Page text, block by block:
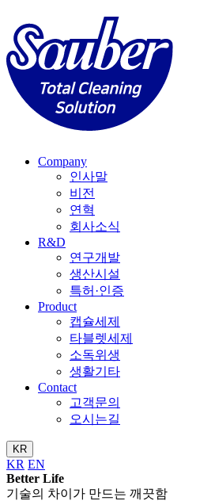
Company
인사말
비전
연혁
회사소식
R&D
연구개발
생산시설
특허·인증
Product
캡슐세제
타블렛세제
소독위생
생활기타
Contact
고객문의
오시는길
KR
KR EN
Better Life
기술의 차이가 만드는 깨끗함